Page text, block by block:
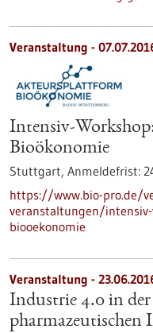
Veranstaltung -
Intensiv-
Bioökonomie
Stuttgart, Anmeldefrist:
https://www.bio-pro.de/
veranstaltungen/
biooekonomie
Veranstaltung -
Industrie 4.0 in
pharmazeutischen